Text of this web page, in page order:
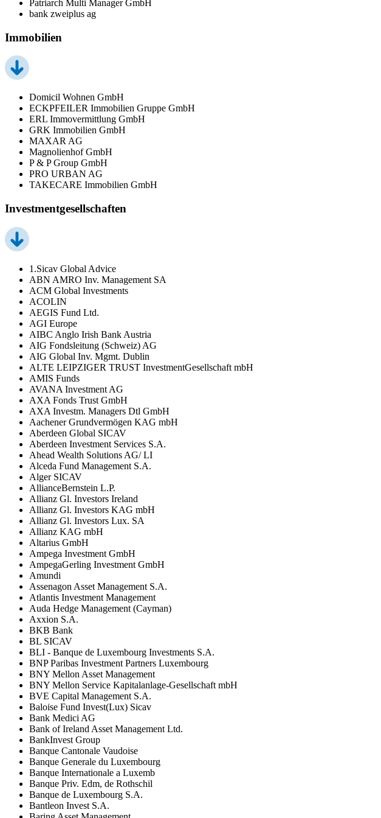
Patriarch Multi Manager GmbH
bank zweiplus ag
Immobilien
Domicil Wohnen GmbH
ECKPFEILER Immobilien Gruppe GmbH
ERL Immovermittlung GmbH
GRK Immobilien GmbH
MAXAR AG
Magnolienhof GmbH
P & P Group GmbH
PRO URBAN AG
TAKECARE Immobilien GmbH
Investmentgesellschaften
1.Sicav Global Advice
ABN AMRO Inv. Management SA
ACM Global Investments
ACOLIN
AEGIS Fund Ltd.
AGI Europe
AIBC Anglo Irish Bank Austria
AIG Fondsleitung (Schweiz) AG
AIG Global Inv. Mgmt. Dublin
ALTE LEIPZIGER TRUST InvestmentGesellschaft mbH
AMIS Funds
AVANA Investment AG
AXA Fonds Trust GmbH
AXA Investm. Managers Dtl GmbH
Aachener Grundvermögen KAG mbH
Aberdeen Global SICAV
Aberdeen Investment Services S.A.
Ahead Wealth Solutions AG/ LI
Alceda Fund Management S.A.
Alger SICAV
AllianceBernstein L.P.
Allianz Gl. Investors Ireland
Allianz Gl. Investors KAG mbH
Allianz Gl. Investors Lux. SA
Allianz KAG mbH
Altarius GmbH
Ampega Investment GmbH
AmpegaGerling Investment GmbH
Amundi
Assenagon Asset Management S.A.
Atlantis Investment Management
Auda Hedge Management (Cayman)
Axxion S.A.
BKB Bank
BL SICAV
BLI - Banque de Luxembourg Investments S.A.
BNP Paribas Investment Partners Luxembourg
BNY Mellon Asset Management
BNY Mellon Service Kapitalanlage-Gesellschaft mbH
BVE Capital Management S.A.
Baloise Fund Invest(Lux) Sicav
Bank Medici AG
Bank of Ireland Asset Management Ltd.
BankInvest Group
Banque Cantonale Vaudoise
Banque Generale du Luxembourg
Banque Internationale a Luxemb
Banque Priv. Edm, de Rothschil
Banque de Luxembourg S.A.
Bantleon Invest S.A.